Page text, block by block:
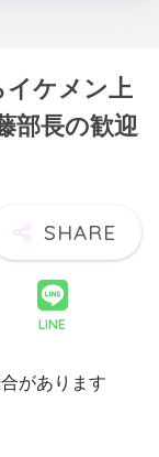
ケメン上
部長の歓迎
LINE
があります